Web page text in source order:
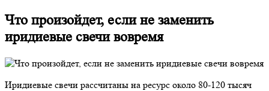
Что произойдет, если не заменить
иридиевые свечи вовремя
Иридиевые свечи рассчитаны на ресурс около 80-120 тысяч